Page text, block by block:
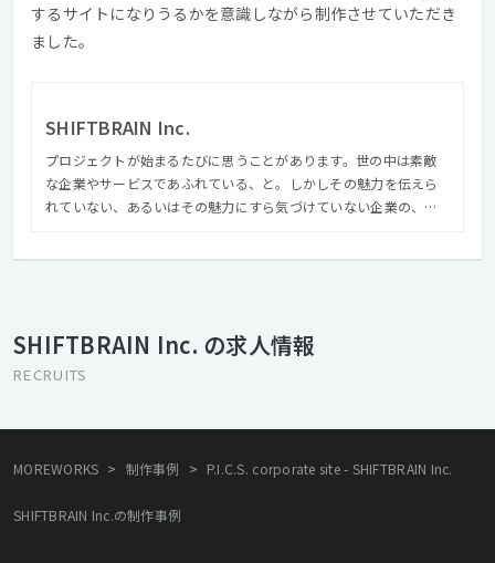
するサイトになりうるかを意識しながら制作させていただき
ました。
SHIFTBRAIN Inc.
プロジェクトが始まるたびに思うことがあります。世の中は素敵
な企業やサービスであふれている、と。しかしその魅力を伝えら
れていない、あるいはその魅力にすら気づけていない企業の、な
SHIFTBRAIN Inc. の求人情報
RECRUITS
MOREWORKS > 制作事例 > P.I.C.S. corporate site - SHIFTBRAIN Inc.
SHIFTBRAIN Inc.の制作事例